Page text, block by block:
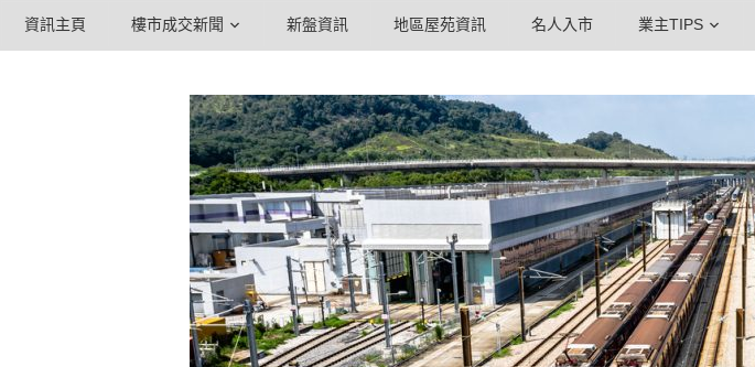
資訊主頁 樓市成交新聞 新盤資訊 地區屋苑資訊 名人入市 業主TIPS